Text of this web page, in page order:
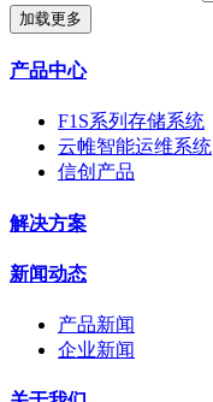
加载更多
产品中心
F1S系列存储系统
云帷智能运维系统
信创产品
解决方案
新闻动态
产品新闻
企业新闻